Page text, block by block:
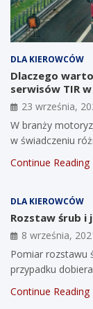
DLA KIEROWCÓW
Dlaczego
serwisów TIR
23 września,
W branży
w świadczeniu
Continue Reading
DLA KIEROWCÓW
Rozstaw śrub i
8 września,
Pomiar rozstawu
przypadku
Continue Reading